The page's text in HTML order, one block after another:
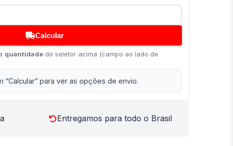
Calcular
quantidadedo seletor acima (campo ao lado de
“Calcular” para ver as opções de envio.
Entregamos para todo o Brasil